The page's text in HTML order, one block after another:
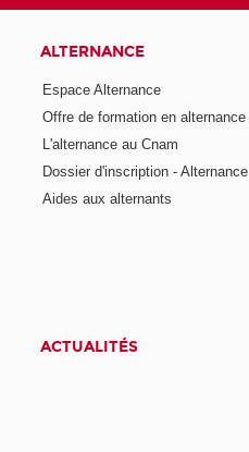
ALTERNANCE
Espace Alternance
Offre de formation en alternance
L'alternance au Cnam
Dossier d'inscription - Alternance
Aides aux alternants
ACTUALITÉS